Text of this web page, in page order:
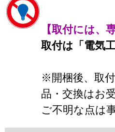
【取付には、
取付は「電気
※開梱後、取
品・交換はお
ご不明な点は